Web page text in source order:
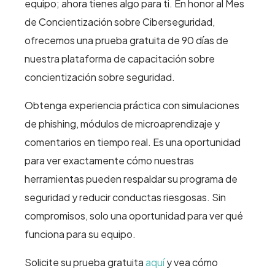
equipo; ahora tienes algo para ti. En honor al Mes
de Concientización sobre Ciberseguridad,
ofrecemos una prueba gratuita de 90 días de
nuestra plataforma de capacitación sobre
concientización sobre seguridad.
Obtenga experiencia práctica con simulaciones
de phishing, módulos de microaprendizaje y
comentarios en tiempo real. Es una oportunidad
para ver exactamente cómo nuestras
herramientas pueden respaldar su programa de
seguridad y reducir conductas riesgosas. Sin
compromisos, solo una oportunidad para ver qué
funciona para su equipo.
Solicite su prueba gratuitaaquíy vea cómo